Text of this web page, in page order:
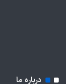
درباره ما